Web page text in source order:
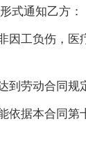
式通知乙方：
因工负伤，医
到劳动合同规
依据本合同第